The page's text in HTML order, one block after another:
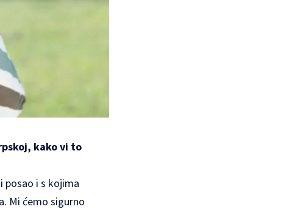
kako vi to
posao i s kojima
Mi ćemo sigurno